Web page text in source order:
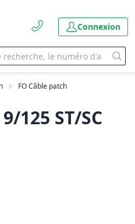
Connexion
FO Câble patch
125 ST/SC